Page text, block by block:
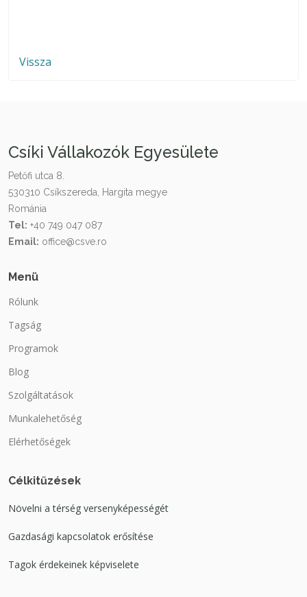
Vissza
Csíki Vállakozók Egyesülete
Petőfi utca 8.
530310 Csíkszereda, Hargita megye
Románia
Tel: +40 749 047 087
Email: office@csve.ro
Menü
Rólunk
Tagság
Programok
Blog
Szolgáltatások
Munkalehetőség
Elérhetőségek
Célkitűzések
Növelni a térség versenyképességét
Gazdasági kapcsolatok erősítése
Tagok érdekeinek képviselete